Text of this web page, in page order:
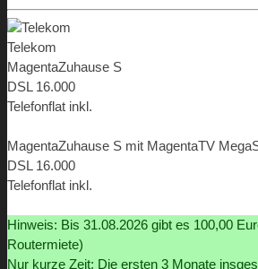
Telekom
MagentaZuhause S
DSL 16.000
Telefonflat inkl.
MagentaZuhause S mit MagentaTV
DSL 16.000
Telefonflat inkl.
Hinweis: Bis 31.08.2026 gibt es 100,00
Routermiete)
Nur kurze Zeit: Die ersten 3 Monate